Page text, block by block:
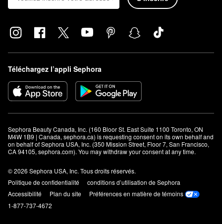
Téléchargez l’appli Sephora
Sephora Beauty Canada, Inc. (160 Bloor St. East Suite 1100 Toronto, ON
M4W 1B9 | Canada, sephora.ca) is requesting consent on its own behalf and
on behalf of Sephora USA, Inc. (350 Mission Street, Floor 7, San Francisco,
CA 94105, sephora.com). You may withdraw your consent at any time.
© 2026 Sephora USA, Inc. Tous droits réservés.
Politique de confidentialité
conditions d’utilisation de Sephora
Accessibilité
Plan du site
Préférences en matière de témoins
1-877-737-4672